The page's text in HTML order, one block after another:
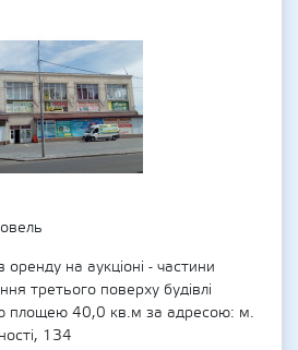
на аукціоні - частини
третього поверху будівлі
площею 40,0 кв.м за адресою: м.
134